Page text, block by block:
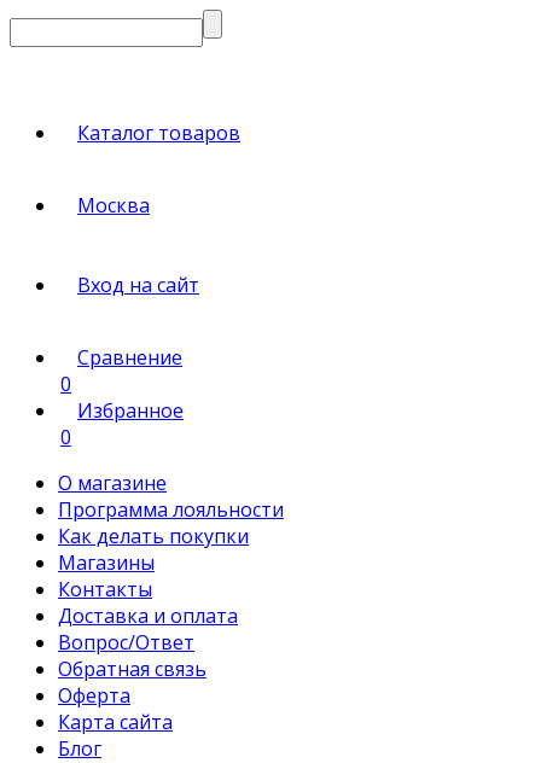
Каталог товаров
Москва
Вход на сайт
Сравнение
0
Избранное
0
О магазине
Программа лояльности
Как делать покупки
Магазины
Контакты
Доставка и оплата
Вопрос/Ответ
Обратная связь
Оферта
Карта сайта
Блог